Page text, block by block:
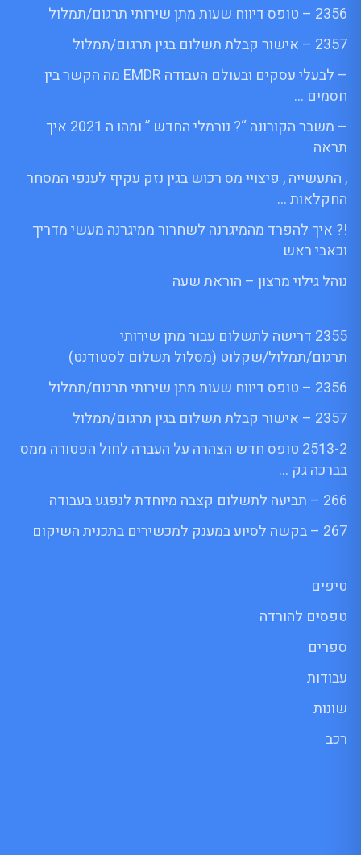
2356 – טופס דיווח שעות מתן שירותי תרגום/תמלול
2357 – אישור קבלת תשלום בגין תרגום/תמלול
– לבעלי עסקים ובעולם העבודה EMDR מה הקשר בין
חסמים …
– משבר הקורונה “? נורמלי החדש ” ומהו ה 2021 איך
תראה
, התעשייה , פיצויי מס רכוש בגין נזק עקיף לענפי המסחר
החקלאות …
!? איך להפרד מהמיגרנה לשחרור ממיגרנה מעשי מדריך
וכאבי ראש
נוהל גילוי מרצון – הוראת שעה
2355 דרישה לתשלום עבור מתן שירותי
תרגום/תמלול/שקלוט (מסלול תשלום לסטודנט)
2356 – טופס דיווח שעות מתן שירותי תרגום/תמלול
2357 – אישור קבלת תשלום בגין תרגום/תמלול
2513-2 טופס חדש הצהרה על העברה לחול הפטורה ממס
בברכה גק …
266 – תביעה לתשלום קצבה מיוחדת לנפגע בעבודה
267 – בקשה לסיוע במענק למכשירים בתכנית השיקום
טיפים
טפסים להורדה
ספרים
עבודות
שונות
רכב